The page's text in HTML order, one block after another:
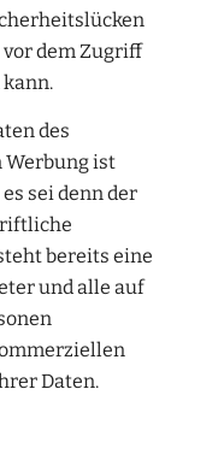
dem Zugriff
des
ist
sei denn der
bereits eine
und alle auf
Daten.